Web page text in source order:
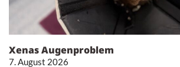
Xenas Augenproblem
7. August 2026